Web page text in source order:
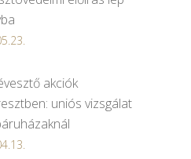
akciók
uniós vizsgálat